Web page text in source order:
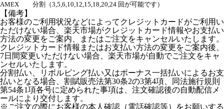
AMEX
分割（3,5,6,10,12,15,18,20,24 回が可能です）
【備考】
お客様のご利用状況などによってクレジットカードがご利用い
ただけない場合、楽天市場がクレジットカード情報やお支払い
方法の変更をご案内、またはご注文をキャンセルいたします。
クレジットカード情報またはお支払い方法の変更をご案内後、
7日間変更いただけない場合、楽天市場が自動でご注文をキャ
ンセルいたします。
分割払い、リボルビング払い又はボーナス一括払いによるお支
払いとなる場合、割賦販売法第30条2の3第4項、同法施行規則
第54条1項各号に定められた事項は、注文確認後の自動配信メ
ールにより交付します。
※ご注文の際にお客様の本人確認（電話確認等）をお願いする